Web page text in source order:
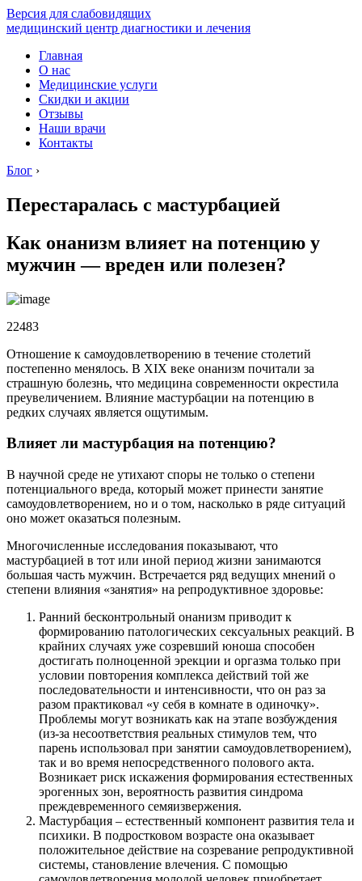
Версия для слабовидящих
медицинский центр диагностики и лечения
Главная
О нас
Медицинские услуги
Скидки и акции
Отзывы
Наши врачи
Контакты
Блог ›
Перестаралась с мастурбацией
Как онанизм влияет на потенцию у
мужчин — вреден или полезен?
22483
Отношение к самоудовлетворению в течение столетий
постепенно менялось. В XIX веке онанизм почитали за
страшную болезнь, что медицина современности окрестила
преувеличением. Влияние мастурбации на потенцию в
редких случаях является ощутимым.
Влияет ли мастурбация на потенцию?
В научной среде не утихают споры не только о степени
потенциального вреда, который может принести занятие
самоудовлетворением, но и о том, насколько в ряде ситуаций
оно может оказаться полезным.
Многочисленные исследования показывают, что
мастурбацией в тот или иной период жизни занимаются
большая часть мужчин. Встречается ряд ведущих мнений о
степени влияния «занятия» на репродуктивное здоровье:
Ранний бесконтрольный онанизм приводит к
формированию патологических сексуальных реакций. В
крайних случаях уже созревший юноша способен
достигать полноценной эрекции и оргазма только при
условии повторения комплекса действий той же
последовательности и интенсивности, что он раз за
разом практиковал «у себя в комнате в одиночку».
Проблемы могут возникать как на этапе возбуждения
(из-за несоответствия реальных стимулов тем, что
парень использовал при занятии самоудовлетворением),
так и во время непосредственного полового акта.
Возникает риск искажения формирования естественных
эрогенных зон, вероятность развития синдрома
преждевременного семяизвержения.
Мастурбация – естественный компонент развития тела и
психики. В подростковом возрасте она оказывает
положительное действие на созревание репродуктивной
системы, становление влечения. С помощью